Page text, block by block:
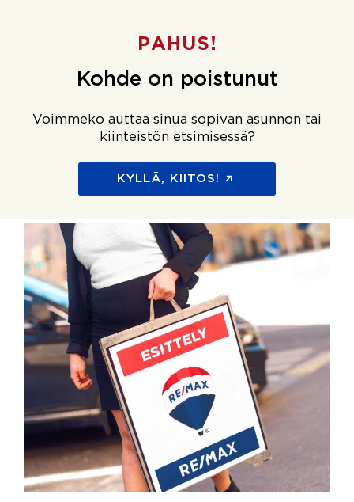
PAHUS!
Kohde on poistunut
Voimmeko auttaa sinua sopivan asunnon tai
kiinteistön etsimisessä?
KYLLÄ, KIITOS!